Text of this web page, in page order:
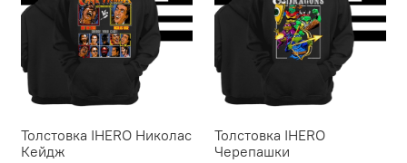
Толстовка IHERO Николас
Кейдж
Толстовка IHERO
Черепашки